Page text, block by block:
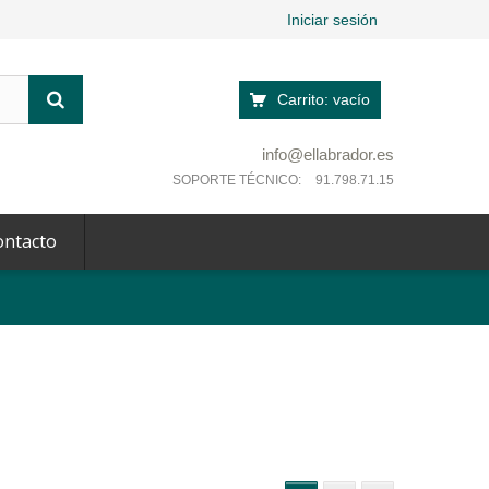
Iniciar sesión
Carrito: vacío
info@ellabrador.es
SOPORTE TÉCNICO: 91.798.71.15